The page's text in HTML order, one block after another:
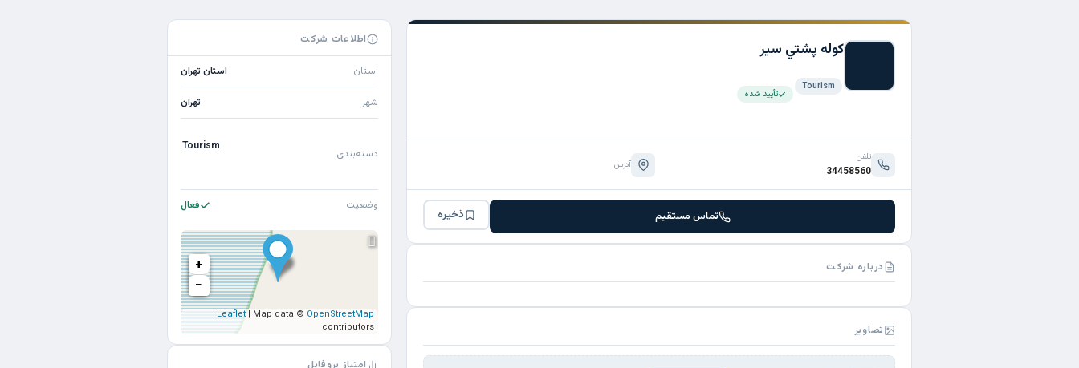
كوله پشتي سير
Tourism
تأیید شده
تلفن
34458560 آدرس
تماس مستقیم ذخیره
درباره شرکت
تصاویر
اطلاعات شرکت
استان استان تهران
شهر تهران
دسته‌بندی
Tourism
وضعیت فعال
+
−
Leaflet| Map data © OpenStreetMap
contributors
امتیاز پروفایل